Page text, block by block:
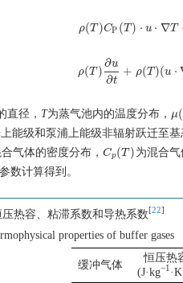
ρ(T)CP (T) ⋅ u ⋅ ∇T
ρ(T)C P (T) ⋅u⋅∇
ρ(T )
∂u
∂t
+ ρ(T )(u ⋅
ρ T) ∂u∂t+ρ(T )
直径， T为蒸气池内的温度分布， μ(
μ(
能级和泵浦上能级非辐射跃迁至
合气体的密度分布，Cp (T)
Cp(T) 为混合气
数计算得到。
热容、粘滞系数和导热系数[22]
properties of buffer gases
缓冲气体
恒压热
(J·kg−1·K